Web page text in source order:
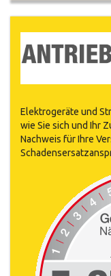
Elektrogeräte und
wie Sie sich und Ihr
Nachweis für Ihre